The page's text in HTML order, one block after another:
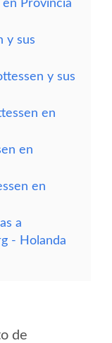
Provincia
y sus
y sus
en
en
en
a
- Holanda
de